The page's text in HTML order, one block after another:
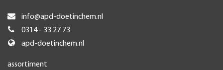
info@apd-doetinchem.nl
0314 - 33 27 73
apd-doetinchem.nl
assortiment